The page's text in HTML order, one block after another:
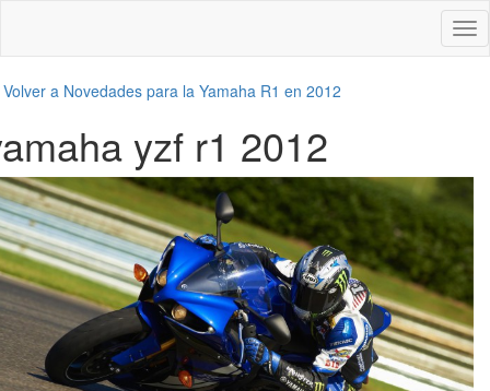
Volver a Novedades para la Yamaha R1 en 2012
yzf r1 2012